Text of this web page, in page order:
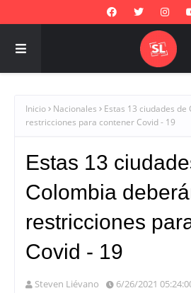
Inicio Nacionales
Estas 13 ciudades
restricciones para contener Covid - 19
Estas 13
Colombia
restricciones
Covid - 19
Steven Liévano 6/26/2021